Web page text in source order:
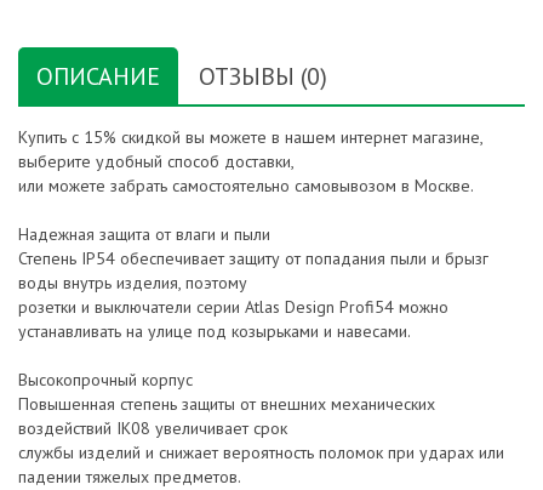
ОПИСАНИЕ ОТЗЫВЫ (0)
Купить с 15% скидкой вы можете в нашем интернет магазине,
выберите удобный способ доставки,
или можете забрать самостоятельно самовывозом в Москве.
Надежная защита от влаги и пыли
Степень IP54 обеспечивает защиту от попадания пыли и брызг
воды внутрь изделия, поэтому
розетки и выключатели серии Atlas Design Profi54 можно
устанавливать на улице под козырьками и навесами.
Высокопрочный корпус
Повышенная степень защиты от внешних механических
воздействий IK08 увеличивает срок
службы изделий и снижает вероятность поломок при ударах или
падении тяжелых предметов.